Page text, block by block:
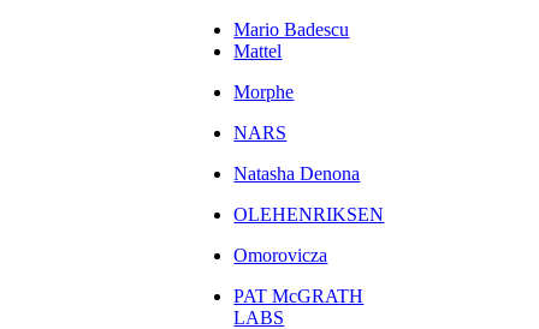
Mario Badescu
Mattel
Morphe
NARS
Natasha Denona
OLEHENRIKSEN
Omorovicza
PAT McGRATH
LABS